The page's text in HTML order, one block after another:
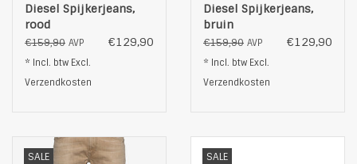
Diesel Spijkerjeans,
rood
€159,90 AVP €129,90
* Incl. btw Excl.
Verzendkosten
Diesel Spijkerjeans,
bruin
€159,90 AVP €129,90
* Incl. btw Excl.
Verzendkosten
SALE SALE